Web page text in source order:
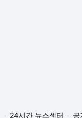
24시간 뉴스센터 공